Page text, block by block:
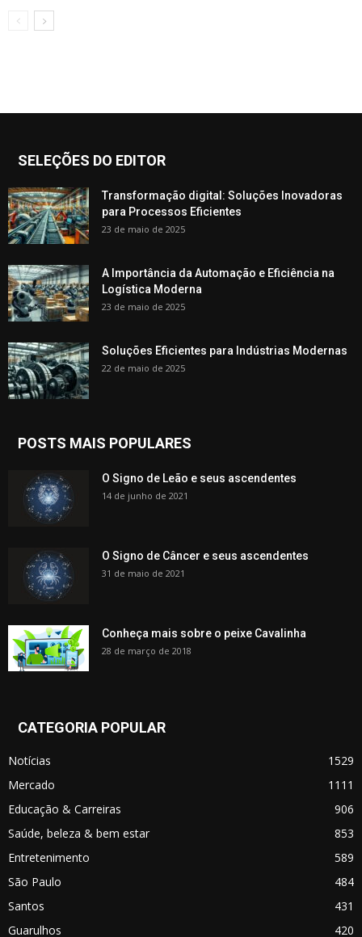
SELEÇÕES DO EDITOR
Transformação digital: Soluções Inovadoras
para Processos Eficientes
23 de maio de 2025
A Importância da Automação e Eficiência na
Logística Moderna
23 de maio de 2025
Soluções Eficientes para Indústrias Modernas
22 de maio de 2025
POSTS MAIS POPULARES
O Signo de Leão e seus ascendentes
14 de junho de 2021
O Signo de Câncer e seus ascendentes
31 de maio de 2021
Conheça mais sobre o peixe Cavalinha
28 de março de 2018
CATEGORIA POPULAR
Notícias
1529
Mercado
1111
Educação & Carreiras
906
Saúde, beleza & bem estar
853
Entretenimento
589
São Paulo
484
Santos
431
Guarulhos
420